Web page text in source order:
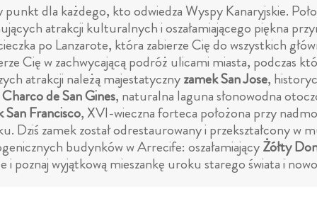
dla każdego, kto odwiedza Wyspy Kanaryjskie.
atrakcji kulturalnych i oszałamiającego piękna
po Lanzarote, która zabierze Cię do wszystkich
Cię w zachwycającą podróż ulicami miasta, podczas
atrakcji należą majestatycznyzamek San Jose,
de San Gines, naturalna laguna słonowodna
San Francisco, XVI-wieczna forteca położona przy
Dziś zamek został odrestaurowany i przekształcony
budynków w Arrecife: oszałamiającyŻółty
poznaj wyjątkową mieszankę uroku starego świata i